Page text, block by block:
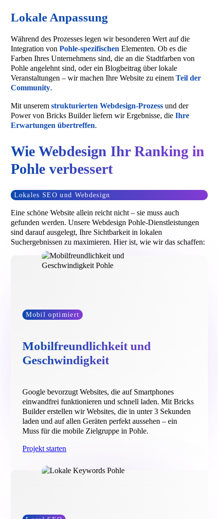
Lokale Anpassung
Während des Prozesses legen wir besonderen Wert auf die
Integration von Pohle-spezifischenElementen. Ob es die
Farben Ihres Unternehmens sind, die an die Stadtfarben von
Pohle angelehnt sind, oder ein Blogbeitrag über lokale
Veranstaltungen – wir machen Ihre Website zu einem Teil der
Community.
Mit unserem strukturierten Webdesign-Prozessund der
Power von Bricks Builder liefern wir Ergebnisse, die Ihre
Erwartungen übertreffen.
Wie Webdesign Ihr Ranking in
Pohle verbessert
Lokales SEO und Webdesign
Eine schöne Website allein reicht nicht – sie muss auch
gefunden werden. Unsere Webdesign Pohle-Dienstleistungen
sind darauf ausgelegt, Ihre Sichtbarkeit in lokalen
Suchergebnissen zu maximieren. Hier ist, wie wir das schaffen:
Mobilfreundlichkeit und
Geschwindigkeit
Mobil optimiert
Google bevorzugt Websites, die auf Smartphones
einwandfrei funktionieren und schnell laden. Mit Bricks
Builder erstellen wir Websites, die in unter 3 Sekunden
laden und auf allen Geräten perfekt aussehen – ein
Muss für die mobile Zielgruppe in Pohle.
Projekt starten